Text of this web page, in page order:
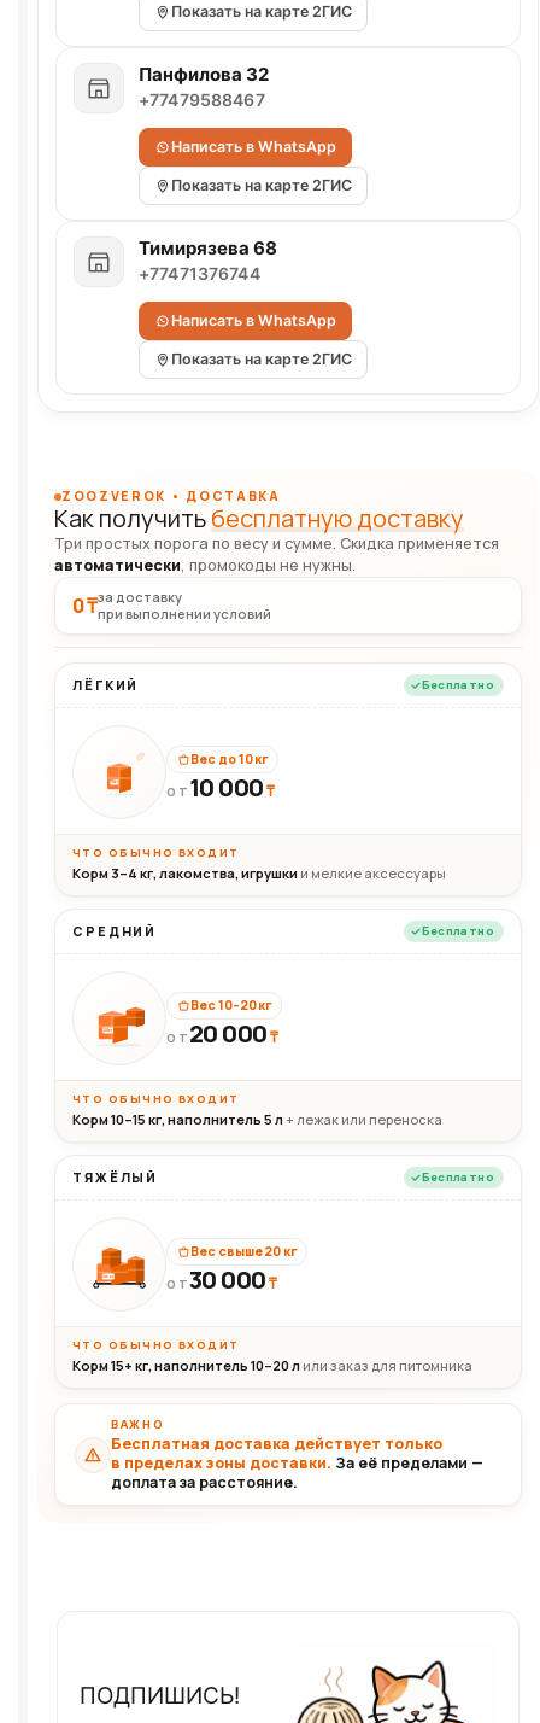
Показать на карте 2ГИС
Панфилова 32
+77479588467
Написать в WhatsApp
Показать на карте 2ГИС
Тимирязева 68
+77471376744
Написать в WhatsApp
Показать на карте 2ГИС
ZOOZVEROK • ДОСТАВКА
Как получитьбесплатную доставку
Три простых порога по весу и сумме. Скидка применяется
автоматически, промокоды не нужны.
0 ₸за доставку
при выполнении условий
ЛЁГКИЙ Бесплатно
10кг
Вес до 10 кг
ОТ 10 000₸
ЧТО ОБЫЧНО ВХОДИТ
Корм 3–4 кг, лакомства, игрушки и мелкие аксессуары
СРЕДНИЙ Бесплатно
20кг
Вес 10–20 кг
ОТ 20 000₸
ЧТО ОБЫЧНО ВХОДИТ
Корм 10–15 кг, наполнитель 5 л+ лежак или переноска
ТЯЖЁЛЫЙ Бесплатно
30+кг
Вес свыше 20 кг
ОТ30 000₸
ЧТО ОБЫЧНО ВХОДИТ
Корм 15+ кг, наполнитель 10–20 л или заказ для питомника
ВАЖНО
Бесплатная доставка действует только
в пределах зоны доставки. За её пределами —
доплата за расстояние.
ПОДПИШИСЬ!